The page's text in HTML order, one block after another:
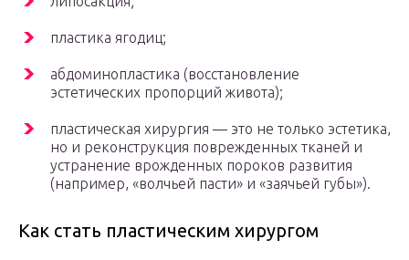
пластика ягодиц;
абдоминопластика (восстановление
эстетических пропорций живота);
пластическая хирургия — это не только эстетика,
но и реконструкция поврежденных тканей и
устранение врожденных пороков развития
(например, «волчьей пасти» и «заячьей губы»).
Как стать пластическим хирургом